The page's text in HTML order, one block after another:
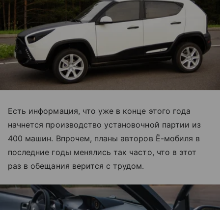
Есть информация, что уже в конце этого года
начнется производство установочной партии из
400 машин. Впрочем, планы авторов Ё-мобиля в
последние годы менялись так часто, что в этот
раз в обещания верится с трудом.